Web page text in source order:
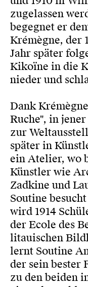
zugelassen
begegnet er
Krémègne, der
Jahr später
Kikoïne in die
nieder und
Dank
Ruche", in
zur
später in
ein Atelier, wo
Künstler wie
Zadkine und
Soutine
wird 1914
der Ecole des
litauischen
lernt Soutine
der sein bester
zu den beiden